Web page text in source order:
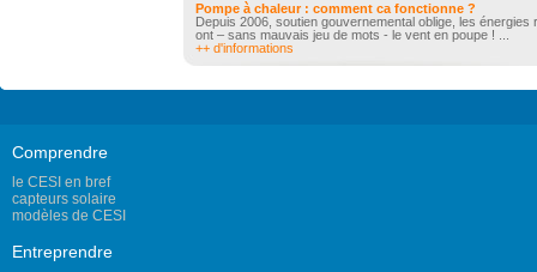
Pompe à chaleur : comment ca fonctionne ?
Depuis 2006, soutien gouvernemental oblige, les énergies
ont – sans mauvais jeu de mots - le vent en poupe ! ...
++ d'informations
Comprendre
le CESI en bref
capteurs solaire
modèles de CESI
Entreprendre